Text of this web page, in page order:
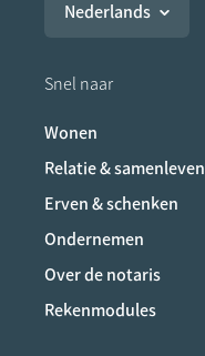
Nederlands
Snel naar
Wonen
Relatie & samenleven
Erven & schenken
Ondernemen
Over de notaris
Rekenmodules